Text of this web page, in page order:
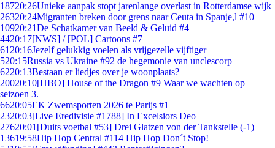
18720:26Unieke aanpak stopt jarenlange overlast in Rotterdamse wijk
26320:24Migranten breken door grens naar Ceuta in Spanje,l #10
10920:21De Schatkamer van Beeld & Geluid #4
4420:17[NWS] / [POL] Cartoons #7
61 20:16Jezelf gelukkig voelen als vrijgezelle vijftiger
520:15Russia vs Ukraine #92 de hegemonie van unclescorp
6220:13Bestaan er liedjes over je woonplaats?
20020:10[HBO] House of the Dragon #9 Waar we wachten op
seizoen 3.
6620:05EK Zwemsporten 2026 te Parijs #1
2320:03[Live Eredivisie #1788] In Excelsiors Deo
27620:01 [Duits voetbal #53] Drei Glatzen von der Tankstelle (-1)
13619:58Hip Hop Central #114 Hip Hop Don´t Stop!